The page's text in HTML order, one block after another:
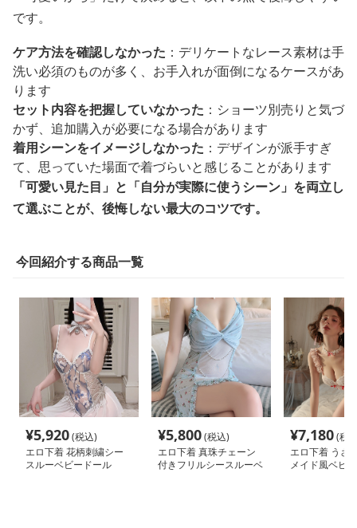
です。
ケア方法を確認しなかった ：デリケートなレース素材は手
洗い必須のものが多く、お手入れが面倒になるケースがあ
ります
セット内容を把握していなかった ：ショーツ別売りと気づ
かず、追加購入が必要になる場合があります
着用シーンをイメージしなかった ：デザインが派手すぎ
て、思っていた場面で着づらいと感じることがあります
「可愛い見た目」と「自分が実際に使うシーン」を両立し
て選ぶことが、後悔しない最大のコツです。
今回紹介する商品一覧
¥5,920(税込)
エロ下着 花柄刺繍シー
スルーベビードール
¥5,800(税込)
エロ下着 真珠チェーン
付きフリルシースルーベ
¥7,180(税
エロ下着 うさ
メイド風ベビ